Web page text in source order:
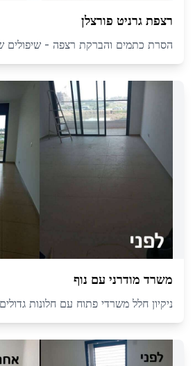
רצפת גרניט פורצלן
הסרת כתמים והברקת רצפה - שיפולים
משרד מודרני עם נוף
ניקיון חלל משרדי פתוח עם חלונות גדולים